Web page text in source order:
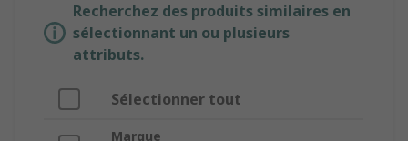
Recherchez des produits similaires en
sélectionnant un ou plusieurs
attributs.
Sélectionner tout
Marque